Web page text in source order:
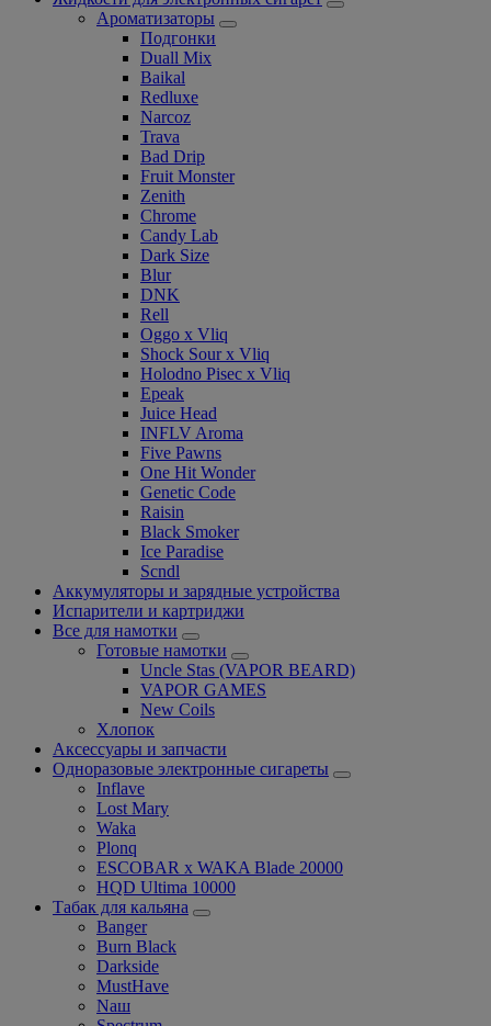
Ароматизаторы
Подгонки
Duall Mix
Baikal
Redluxe
Narcoz
Trava
Bad Drip
Fruit Monster
Zenith
Chrome
Candy Lab
Dark Size
Blur
DNK
Rell
Oggo x Vliq
Shock Sour x Vliq
Holodno Pisec x Vliq
Epeak
Juice Head
INFLV Aroma
Five Pawns
One Hit Wonder
Genetic Code
Raisin
Black Smoker
Ice Paradise
Scndl
Аккумуляторы и зарядные устройства
Испарители и картриджи
Все для намотки
Готовые намотки
Uncle Stas (VAPOR BEARD)
VAPOR GAMES
New Coils
Хлопок
Аксессуары и запчасти
Одноразовые электронные сигареты
Inflave
Lost Mary
Waka
Plonq
ESCOBAR x WAKA Blade 20000
HQD Ultima 10000
Табак для кальяна
Banger
Burn Black
Darkside
MustHave
Nаш